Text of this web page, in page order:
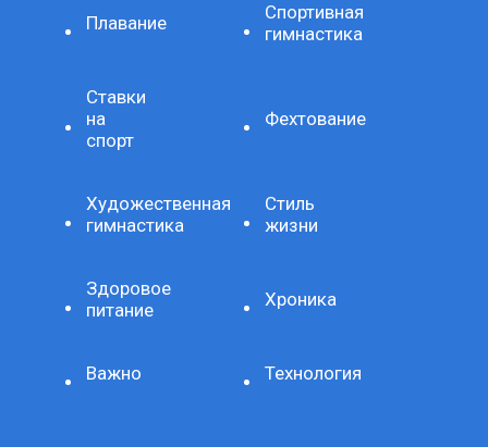
Плавание
Спортивная
гимнастика
Ставки
на
спорт
Фехтование
Художественная
гимнастика
Стиль
жизни
Здоровое
питание
Хроника
Важно Технология